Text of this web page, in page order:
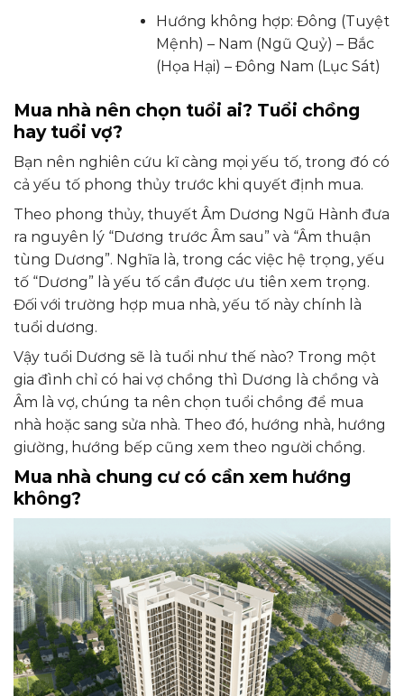
Hướng không hợp: Đông (Tuyệt
Mệnh) – Nam (Ngũ Quỷ) – Bắc
(Họa Hại) – Đông Nam (Lục Sát)
Mua nhà nên chọn tuổi ai? Tuổi chồng
hay tuổi vợ?
Bạn nên nghiên cứu kĩ càng mọi yếu tố, trong đó có
cả yếu tố phong thủy trước khi quyết định mua.
Theo phong thủy, thuyết Âm Dương Ngũ Hành đưa
ra nguyên lý “Dương trước Âm sau” và “Âm thuận
tùng Dương”. Nghĩa là, trong các việc hệ trọng, yếu
tố “Dương” là yếu tố cần được ưu tiên xem trọng.
Đối với trường hợp mua nhà, yếu tố này chính là
tuổi dương.
Vậy tuổi Dương sẽ là tuổi như thế nào? Trong một
gia đình chỉ có hai vợ chồng thì Dương là chồng và
Âm là vợ, chúng ta nên chọn tuổi chồng để mua
nhà hoặc sang sửa nhà. Theo đó, hướng nhà, hướng
giường, hướng bếp cũng xem theo người chồng.
Mua nhà chung cư có cần xem hướng
không?